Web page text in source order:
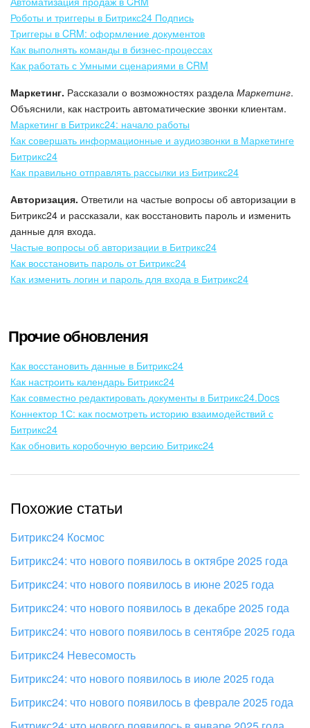
Роботы и триггеры в Битрикс24 Подпись
Триггеры в CRM: оформление документов
Как выполнять команды в бизнес-процессах
Как работать с Умными сценариями в CRM
Маркетинг. Рассказали о возможностях раздела Маркетинг.
Объяснили, как настроить автоматические звонки клиентам.
Маркетинг в Битрикс24: начало работы
Как совершать информационные и аудиозвонки в Маркетинге
Битрикс24
Как правильно отправлять рассылки из Битрикс24
Авторизация. Ответили на частые вопросы об авторизации в
Битрикс24 и рассказали, как восстановить пароль и изменить
данные для входа.
Частые вопросы об авторизации в Битрикс24
Как восстановить пароль от Битрикс24
Как изменить логин и пароль для входа в Битрикс24
Прочие обновления
Как восстановить данные в Битрикс24
Как настроить календарь Битрикс24
Как совместно редактировать документы в Битрикс24.Docs
Коннектор 1С: как посмотреть историю взаимодействий с
Битрикс24
Как обновить коробочную версию Битрикс24
Похожие статьи
Битрикс24 Космос
Битрикс24: что нового появилось в октябре 2025 года
Битрикс24: что нового появилось в июне 2025 года
Битрикс24: что нового появилось в декабре 2025 года
Битрикс24: что нового появилось в сентябре 2025 года
Битрикс24 Невесомость
Битрикс24: что нового появилось в июле 2025 года
Битрикс24: что нового появилось в феврале 2025 года